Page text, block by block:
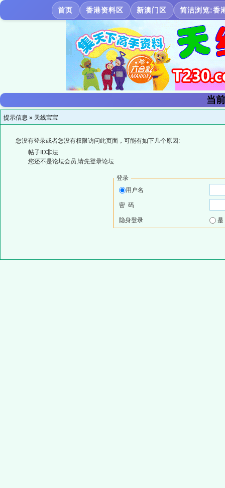
首页 香港资料区 新澳门区 简洁浏览:香
当
提示信息 » 天线宝宝
您没有登录或者您没有权限访问此页面，可能有如下几个原因:
帖子ID非法
您还不是论坛会员,请先登录论坛
登录
用户名
密 码
隐身登录